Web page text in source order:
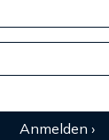
Anmelden ›